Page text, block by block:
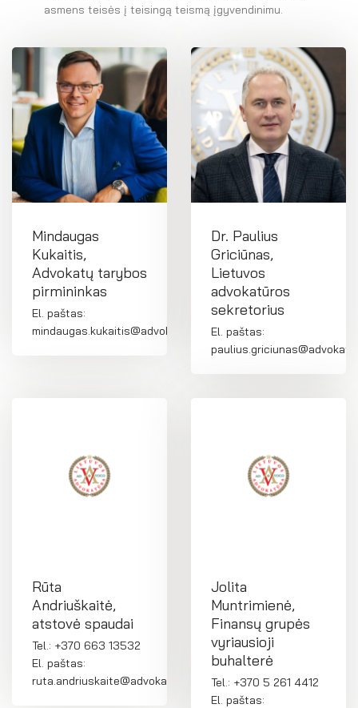
Garbės ženklų registras
Gynėjas
El. parduotuvė
LT
EN
FR
ES
asmens teisės į teisingą teismą įgyvendinimu.
Mindaugas
Kukaitis,
Advokatų tarybos
pirmininkas
El. paštas:
mindaugas.kukaitis@advokatura.lt
Dr. Paulius
Griciūnas,
Lietuvos
advokatūros
sekretorius
El. paštas:
Rūta
Andriuškaitė,
atstovė spaudai
Tel.: +370 663 13532
El. paštas:
ruta.andriuskaite@advokatura.lt
Jolita
Muntrimienė,
Finansų grupės
vyriausioji
buhalterė
Tel.: +370 5 261 4412
El. paštas: